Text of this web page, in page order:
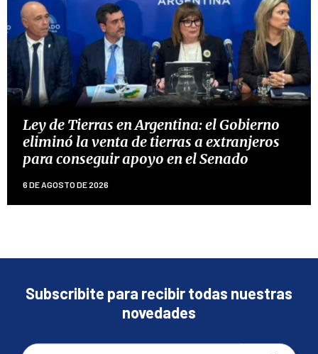
Ley de Tierras en Argentina: el Gobierno
eliminó la venta de tierras a extranjeros
para conseguir apoyo en el Senado
6 DE AGOSTO DE 2026
Subscribite para recibir todas nuestras
novedades